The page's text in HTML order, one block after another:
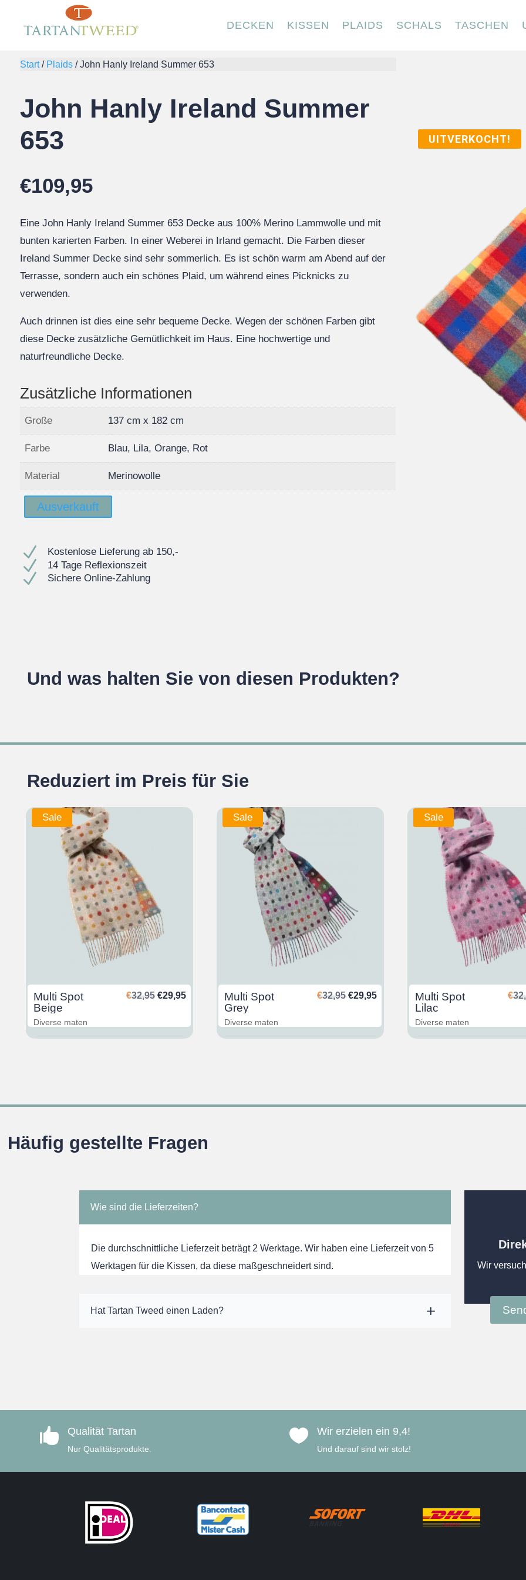
DECKEN KISSEN PLAIDS SCHALS TASCHEN
Start/ Plaids /John Hanly Ireland Summer 653
John Hanly Ireland Summer
653
€109,95
Eine John Hanly Ireland Summer 653 Decke aus 100% Merino Lammwolle und mit
bunten karierten Farben. In einer Weberei in Irland gemacht. Die Farben dieser
Ireland Summer Decke sind sehr sommerlich. Es ist schön warm am Abend auf der
Terrasse, sondern auch ein schönes Plaid, um während eines Picknicks zu
verwenden.
Auch drinnen ist dies eine sehr bequeme Decke. Wegen der schönen Farben gibt
diese Decke zusätzliche Gemütlichkeit im Haus. Eine hochwertige und
naturfreundliche Decke.
Zusätzliche Informationen
Große 137 cm x 182 cm
Farbe Blau, Lila, Orange, Rot
Material Merinowolle
Ausverkauft
N Kostenlose Lieferung ab 150,-
N 14 Tage Reflexionszeit
N Sichere Online-Zahlung
UITVERKOCHT!
Und was halten Sie von diesen Produkten?
Reduziert im Preis für Sie
Sale
Multi Spot
Beige
€32,95 Ursprünglicher
€32,95
€29,95Aktueller
€29,95.
Diverse maten
Sale
Multi Spot
Grey
€32,95 Ursprünglicher
€32,95
€29,95Aktueller
€29,95.
Diverse maten
Sale
Multi Spot
Lilac
€
Diverse maten
Häufig gestellte Fragen
Wie sind die Lieferzeiten?
Die durchschnittliche Lieferzeit beträgt 2 Werktage. Wir haben eine Lieferzeit von 5
Werktagen für die Kissen, da diese maßgeschneidert sind.
Hat Tartan Tweed einen Laden?
Wir
 Qualität Tartan
Nur Qualitätsprodukte.
 Wir erzielen ein 9,4!
Und darauf sind wir stolz!